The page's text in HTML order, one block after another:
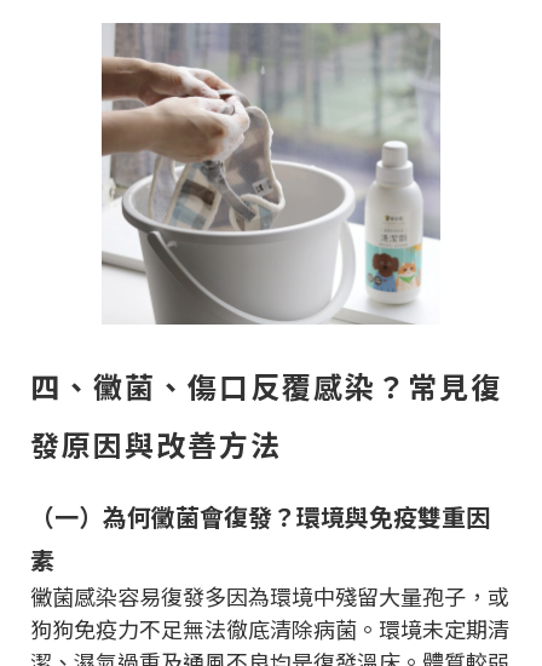
四、黴菌、傷口反覆感染？常見復
發原因與改善方法
（一）為何黴菌會復發？環境與免疫雙重因
素
黴菌感染容易復發多因為環境中殘留大量孢子，或
狗狗免疫力不足無法徹底清除病菌。環境未定期清